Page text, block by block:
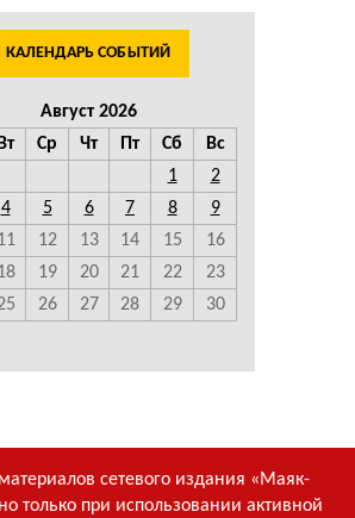
КАЛЕНДАРЬ СОБЫТИЙ
Август 2026
Вт Ср Чт Пт Сб
Вс
1
2
4 5 6 7 8
9
12 13 14 15
16
19 20 21 22
23
26 27 28 29
30
сетевого издания «Маяк-
только при использовании активной